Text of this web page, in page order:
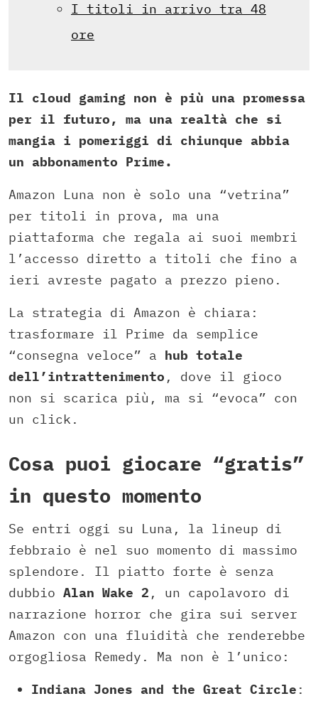
I titoli in arrivo tra 48
ore
Il cloud gaming non è più una promessa
per il futuro, ma una realtà che si
mangia i pomeriggi di chiunque abbia
un abbonamento Prime.
Amazon Luna non è solo una “vetrina”
per titoli in prova, ma una
piattaforma che regala ai suoi membri
l’accesso diretto a titoli che fino a
ieri avreste pagato a prezzo pieno.
La strategia di Amazon è chiara:
trasformare il Prime da semplice
“consegna veloce” a hub totale
dell’intrattenimento , dove il gioco
non si scarica più, ma si “evoca” con
un click.
Cosa puoi giocare “gratis”
in questo momento
Se entri oggi su Luna, la lineup di
febbraio è nel suo momento di massimo
splendore. Il piatto forte è senza
dubbio Alan Wake 2 , un capolavoro di
narrazione horror che gira sui server
Amazon con una fluidità che renderebbe
orgogliosa Remedy. Ma non è l’unico:
Indiana Jones and the Great Circle :